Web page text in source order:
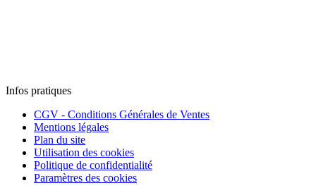
Infos pratiques
CGV - Conditions Générales de Ventes
Mentions légales
Plan du site
Utilisation des cookies
Politique de confidentialité
Paramètres des cookies